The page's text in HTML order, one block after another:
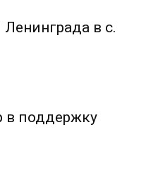
в с.
в поддержку